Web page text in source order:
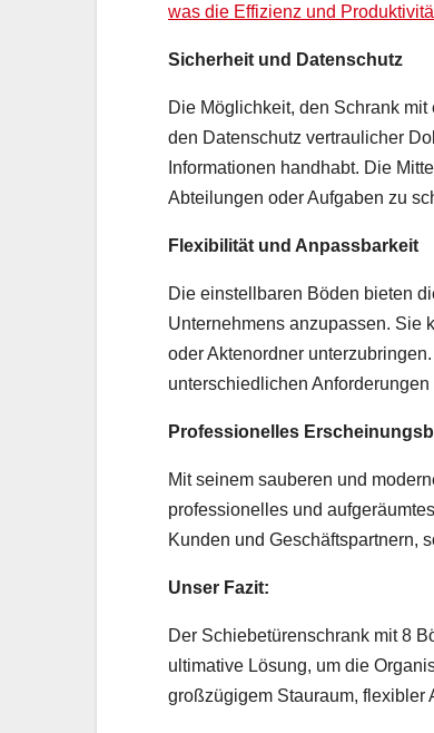
was die Effizienz und
Sicherheit und Datenschutz
Die Möglichkeit, den Schrank
den Datenschutz vertraulicher
Informationen handhabt. Die
Abteilungen oder Aufgaben zu
Flexibilität und Anpassbarkeit
Die einstellbaren Böden bieten
Unternehmens anzupassen. Sie
oder Aktenordner
unterschiedlichen
Professionelles
Mit seinem sauberen und
professionelles und
Kunden und Geschäftspartnern,
Unser Fazit:
Der Schiebetürenschrank mit 8
ultimative Lösung, um die
großzügigem Stauraum, flexibler